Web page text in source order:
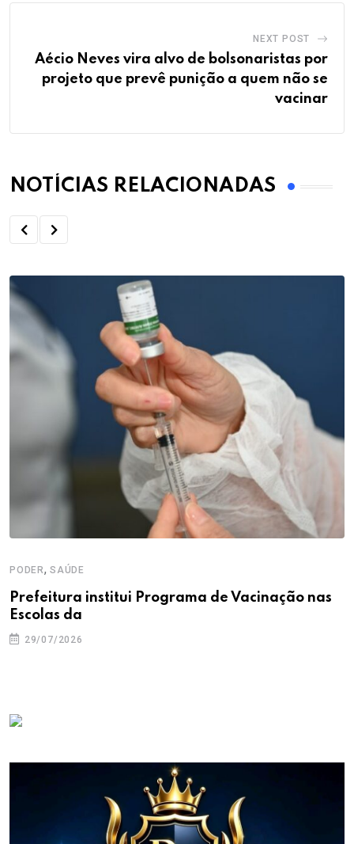
NEXT POST
Aécio Neves vira alvo de bolsonaristas por
projeto que prevê punição a quem não se
vacinar
NOTÍCIAS RELACIONADAS
PODER, SAÚDE
Prefeitura institui Programa de Vacinação nas
Escolas da
29/07/2026